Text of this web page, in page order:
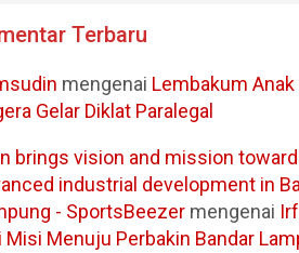
Terbaru
mengenai Lembakum
Gelar Diklat Paralegal
brings vision and mission
industrial development in
- SportsBeezer mengenai
Misi Menuju Perbakin Bandar